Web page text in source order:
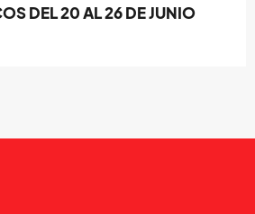
DEL 20 AL 26 DE JUNIO